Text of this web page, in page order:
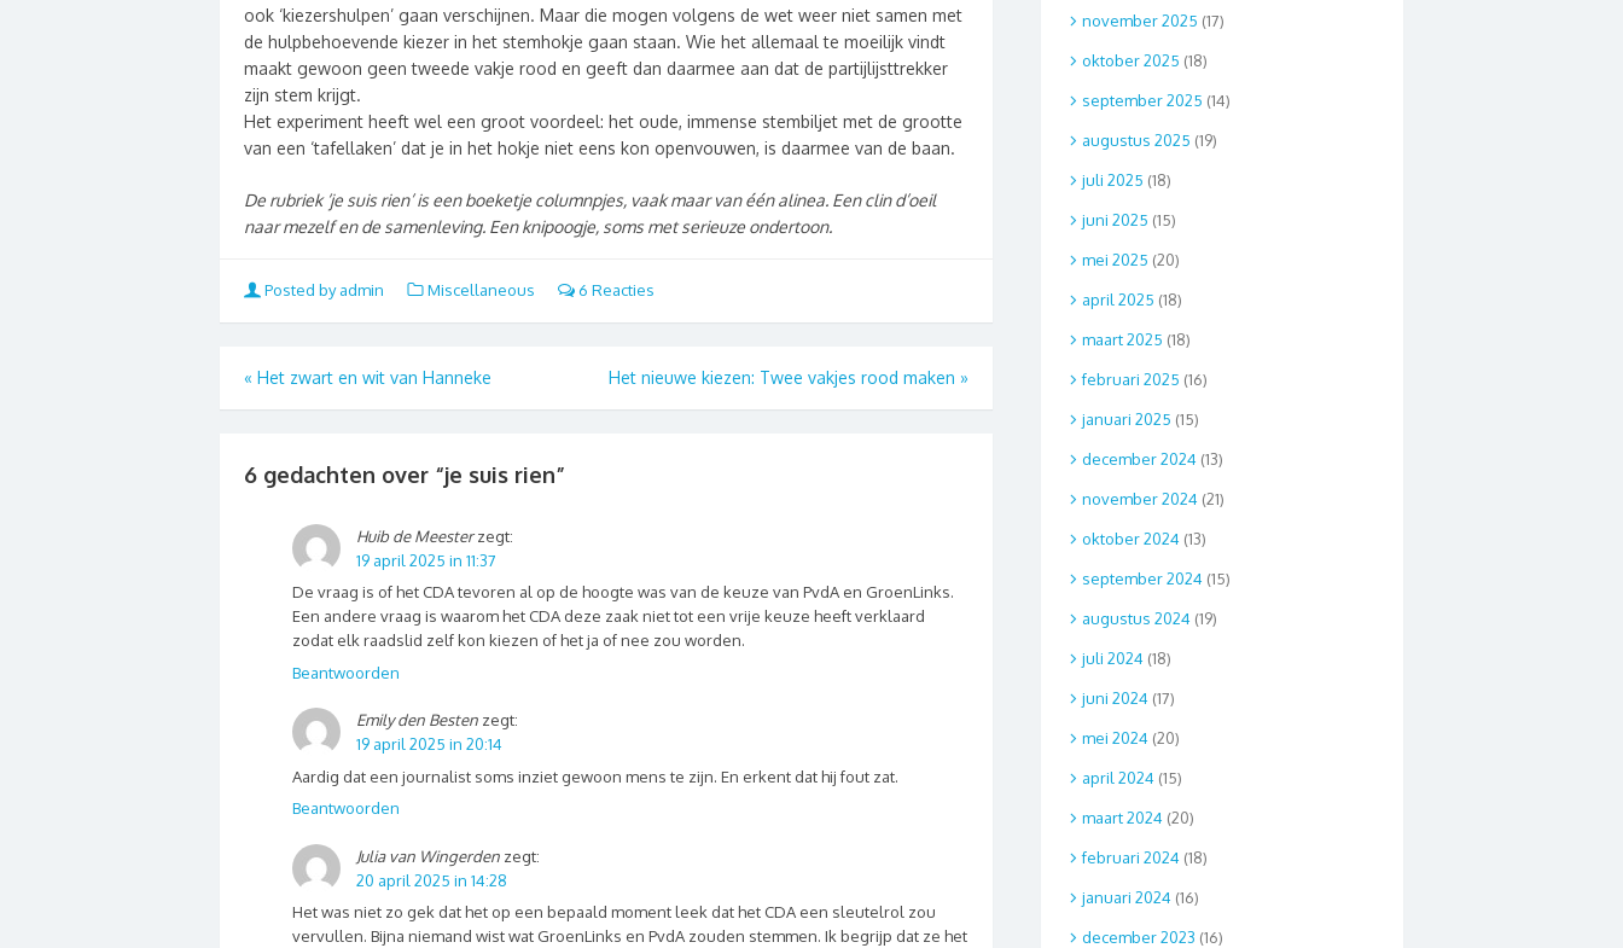
ook ‘kiezershulpen’ gaan verschijnen. Maar die mogen volgens de wet weer niet samen met
de hulpbehoevende kiezer in het stemhokje gaan staan. Wie het allemaal te moeilijk vindt
maakt gewoon geen tweede vakje rood en geeft dan daarmee aan dat de partijlijsttrekker
zijn stem krijgt.
Het experiment heeft wel een groot voordeel: het oude, immense stembiljet met de grootte
van een ‘tafellaken’ dat je in het hokje niet eens kon openvouwen, is daarmee van de baan.
De rubriek ‘je suis rien’ is een boeketje columnpjes, vaak maar van één alinea. Een clin d’oeil
naar mezelf en de samenleving. Een knipoogje, soms met serieuze ondertoon.
Posted by admin Miscellaneous 6 Reacties
« Het zwart en wit van Hanneke Het nieuwe kiezen: Twee vakjes rood maken »
6 gedachten over “je suis rien”
Huib de Meester zegt:
19 april 2025 in 11:37
De vraag is of het CDA tevoren al op de hoogte was van de keuze van PvdA en GroenLinks.
Een andere vraag is waarom het CDA deze zaak niet tot een vrije keuze heeft verklaard
zodat elk raadslid zelf kon kiezen of het ja of nee zou worden.
Beantwoorden
Emily den Besten zegt:
19 april 2025 in 20:14
Aardig dat een journalist soms inziet gewoon mens te zijn. En erkent dat hij fout zat.
Beantwoorden
Julia van Wingerden zegt:
20 april 2025 in 14:28
Het was niet zo gek dat het op een bepaald moment leek dat het CDA een sleutelrol zou
vervullen. Bijna niemand wist wat GroenLinks en PvdA zouden stemmen. Ik begrijp dat ze het
november 2025 (17)
oktober 2025 (18)
september 2025 (14)
augustus 2025 (19)
juli 2025 (18)
juni 2025 (15)
mei 2025 (20)
april 2025 (18)
maart 2025 (18)
februari 2025 (16)
januari 2025 (15)
december 2024 (13)
november 2024 (21)
oktober 2024 (13)
september 2024 (15)
augustus 2024 (19)
juli 2024 (18)
juni 2024 (17)
mei 2024 (20)
april 2024 (15)
maart 2024 (20)
februari 2024 (18)
januari 2024 (16)
december 2023 (16)